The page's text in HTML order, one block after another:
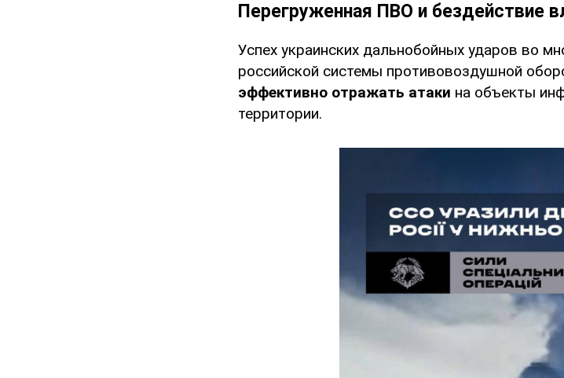
Перегруженная ПВО и бездействие
Успех украинских дальнобойных ударов во
российской системы противовоздушной
эффективно отражать атаки на объекты
территории.